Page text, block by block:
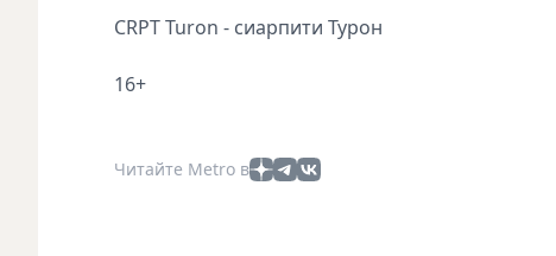
CRPT Turon - сиарпити Турон
16+
Читайте Metro в